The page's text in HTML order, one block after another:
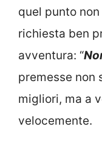
quel punto
richiesta ben
avventura: “
premesse non
migliori, ma a
velocemente.